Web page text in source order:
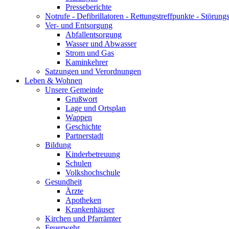
Presseberichte
Notrufe - Defibrillatoren - Rettungstreffpunkte -
Ver- und Entsorgung
Abfallentsorgung
Wasser und Abwasser
Strom und Gas
Kaminkehrer
Satzungen und Verordnungen
Leben & Wohnen
Unsere Gemeinde
Grußwort
Lage und Ortsplan
Wappen
Geschichte
Partnerstadt
Bildung
Kinderbetreuung
Schulen
Volkshochschule
Gesundheit
Ärzte
Apotheken
Krankenhäuser
Kirchen und Pfarrämter